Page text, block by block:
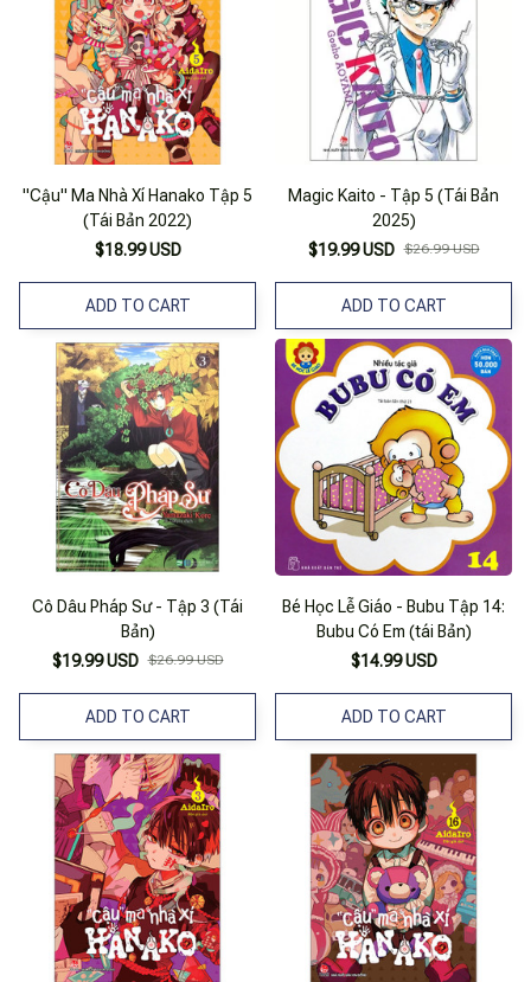
"Cậu" Ma Nhà Xí Hanako Tập 5
(Tái Bản 2022)
$18.99 USD
ADD TO CART
Magic Kaito - Tập 5 (Tái Bản
2025)
$19.99 USD $26.99 USD
ADD TO CART
Cô Dâu Pháp Sư - Tập 3 (Tái
Bản)
$19.99 USD $26.99 USD
ADD TO CART
Bé Học Lễ Giáo - Bubu Tập 14:
Bubu Có Em (tái Bản)
$14.99 USD
ADD TO CART